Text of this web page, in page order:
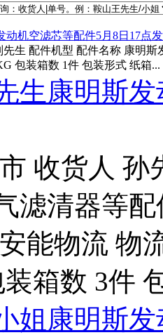
动机空滤芯等配件5月8日17点
生 配件机型 配件名称 康明
包装箱数 1件 包装形式 纸箱...
生康明斯
收货人 孙
滤清器等
能物流 物
装箱数 3件
姐康明斯